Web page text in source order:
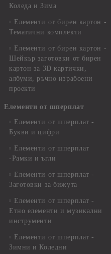
Коледа и Зима
Елементи от бирен картон -
Тематични комплекти
Елементи от бирен картон -
Шейкър заготовки от бирен
картон за 3D картички,
албуми, ръчно израбоени
проекти
Елементи от шперплат
Елементи от шперплат -
Букви и цифри
Елементи от шперплат
-Рамки и ъгли
Елементи от шперплат -
Заготовки за бижута
Елементи от шперплат -
Етно елементи и музикални
инструменти
Елементи от шперплат -
Зимни и Коледни